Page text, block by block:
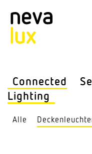
Connected
Lighting
Alle